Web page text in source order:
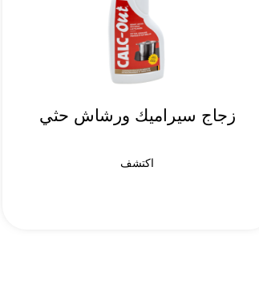
زجاج سيراميك ورشاش حثي
اكتشف